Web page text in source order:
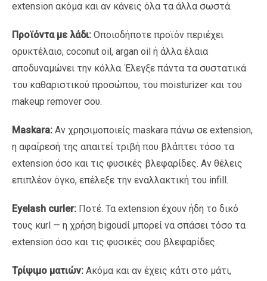
extension ακόμα και αν κάνεις όλα τα άλλα σωστά.
Προϊόντα με λάδι: Οποιοδήποτε προϊόν περιέχει
ορυκτέλαιο, coconut oil, argan oil ή άλλα έλαια
αποδυναμώνει την κόλλα. Έλεγξε πάντα τα συστατικά
του καθαριστικού προσώπου, του moisturizer και του
makeup remover σου.
Maskara: Αν χρησιμοποιείς maskara πάνω σε extension,
η αφαίρεσή της απαιτεί τριβή που βλάπτει τόσο τα
extension όσο και τις φυσικές βλεφαρίδες. Αν θέλεις
επιπλέον όγκο, επέλεξε την εναλλακτική του infill.
Eyelash curler: Ποτέ. Τα extension έχουν ήδη το δικό
τους κurl — η χρήση bigoudί μπορεί να σπάσει τόσο τα
extension όσο και τις φυσικές σου βλεφαρίδες.
Τρίψιμο ματιών: Ακόμα και αν έχεις κάτι στο μάτι,